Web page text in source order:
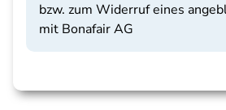
bzw. zum Widerruf eines
mit Bonafair AG